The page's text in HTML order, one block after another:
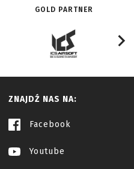
GOLD PARTNER
ZNAJDŹ NAS NA:
Facebook
Youtube